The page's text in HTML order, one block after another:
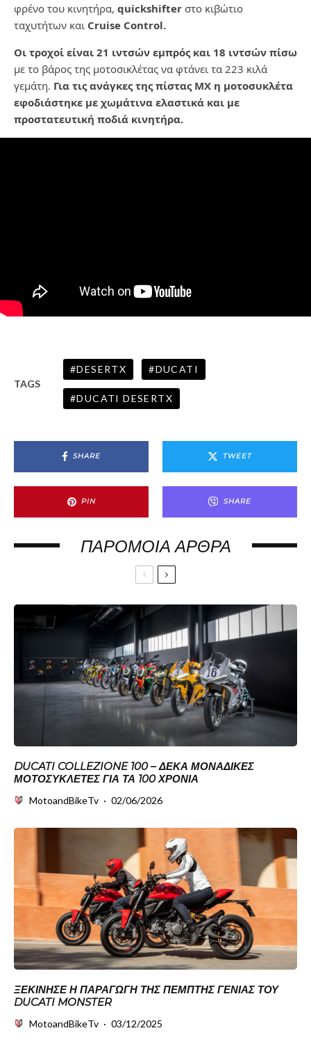
φρένο του κινητήρα, quickshifter στο κιβώτιο
ταχυτήτων και Cruise Control.
Οι τροχοί είναι 21 ιντσών εμπρός και 18 ιντσών πίσω
με το βάρος της μοτοσικλέτας να φτάνει τα 223 κιλά
γεμάτη. Για τις ανάγκες της πίστας ΜΧ η μοτοσυκλέτα
εφοδιάστηκε με χωμάτινα ελαστικά και με
προστατευτική ποδιά κινητήρα.
TAGS
DESERTX DUCATI
DUCATI DESERTX
SHARE TWEET
PIN SHARE
ΠΑΡΌΜΟΙΑ ΆΡΘΡΑ
DUCATI COLLEZIONE 100 – ΔΈΚΑ ΜΟΝΑΔΙΚΈΣ
ΜΟΤΟΣΥΚΛΈΤΕΣ ΓΙΑ ΤΑ 100 ΧΡΌΝΙΑ
MotoandBikeTv · 02/06/2026
ΞΕΚΊΝΗΣΕ Η ΠΑΡΑΓΩΓΉ ΤΗΣ ΠΈΜΠΤΗΣ ΓΕΝΙΆΣ ΤΟΥ
DUCATI MONSTER
MotoandBikeTv · 03/12/2025